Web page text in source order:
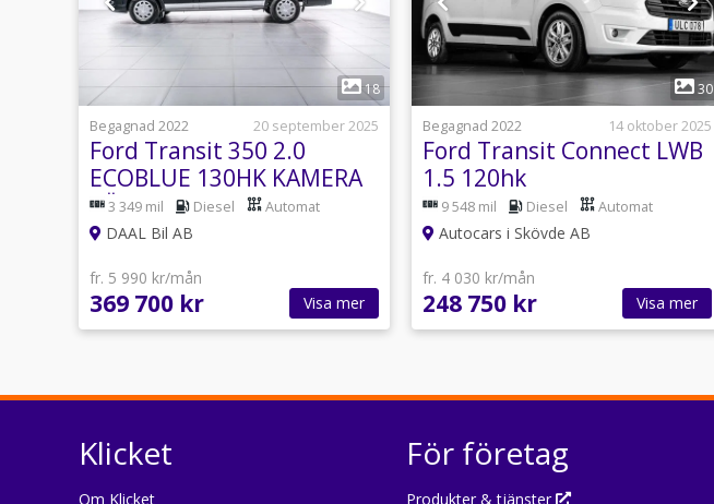
18
Begagnad 2022
20 september 2025
Ford Transit 350 2.0
ECOBLUE 130HK KAMERA
VÄRMARE CARPLAY
3 349 mil Diesel Automat
DAAL Bil AB
fr. 5 990 kr/mån
369 700 kr Visa mer
1
30
Begagnad 2022
14 oktober 2025
Ford Transit Connect LWB
1.5 120hk
SelectShift|Leasbar|Drag
9 548 mil Diesel Automat
Autocars i Skövde AB
fr. 4 030 kr/mån
248 750 kr Visa mer
Klicket
Om Klicket
För företag
Produkter & tjänster